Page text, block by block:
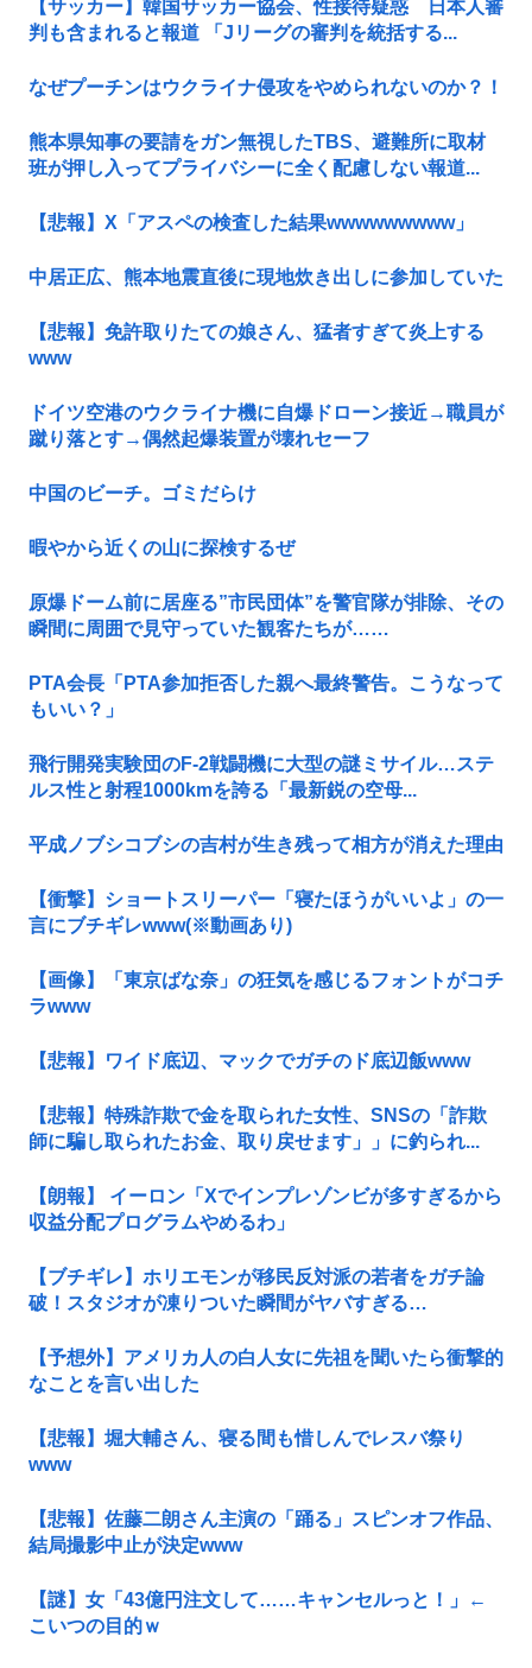
【サッカー】韓国サッカー協会、性接待疑惑 日本人審
判も含まれると報道 「Jリーグの審判を統括する...
なぜプーチンはウクライナ侵攻をやめられないのか？！
熊本県知事の要請をガン無視したTBS、避難所に取材
班が押し入ってプライバシーに全く配慮しない報道...
【悲報】X「アスペの検査した結果wwwwwwwww」
中居正広、熊本地震直後に現地炊き出しに参加していた
【悲報】免許取りたての娘さん、猛者すぎて炎上する
www
ドイツ空港のウクライナ機に自爆ドローン接近→職員が
蹴り落とす→偶然起爆装置が壊れセーフ
中国のビーチ。ゴミだらけ
暇やから近くの山に探検するぜ
原爆ドーム前に居座る”市民団体”を警官隊が排除、その
瞬間に周囲で見守っていた観客たちが……
PTA会長「PTA参加拒否した親へ最終警告。こうなって
もいい？」
飛行開発実験団のF-2戦闘機に大型の謎ミサイル…ステ
ルス性と射程1000kmを誇る「最新鋭の空母...
平成ノブシコブシの吉村が生き残って相方が消えた理由
【衝撃】ショートスリーパー「寝たほうがいいよ」の一
言にブチギレwww(※動画あり)
【画像】「東京ばな奈」の狂気を感じるフォントがコチ
ラwww
【悲報】ワイド底辺、マックでガチのド底辺飯www
【悲報】特殊詐欺で金を取られた女性、SNSの「詐欺
師に騙し取られたお金、取り戻せます」」に釣られ...
【朗報】 イーロン「Xでインプレゾンビが多すぎるから
収益分配プログラムやめるわ」
【ブチギレ】ホリエモンが移民反対派の若者をガチ論
破！スタジオが凍りついた瞬間がヤバすぎる…
【予想外】アメリカ人の白人女に先祖を聞いたら衝撃的
なことを言い出した
【悲報】堀大輔さん、寝る間も惜しんでレスバ祭り
www
【悲報】佐藤二朗さん主演の「踊る」スピンオフ作品、
結局撮影中止が決定www
【謎】女「43億円注文して……キャンセルっと！」←
こいつの目的ｗ